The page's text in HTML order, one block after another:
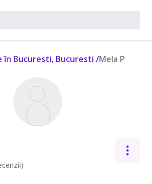
în Bucuresti, Bucuresti /Mela P
)